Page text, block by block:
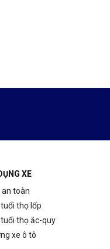
XE
an toàn
thọ lốp
thọ ắc-quy
xe ô tô